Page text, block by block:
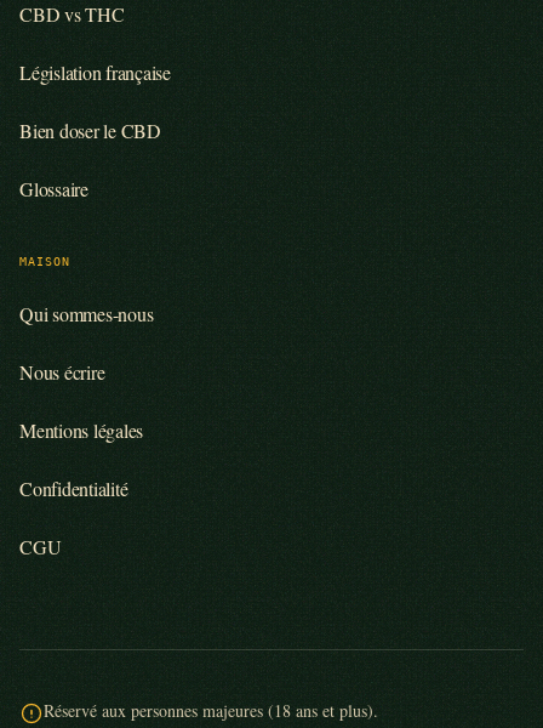
CBD vs THC
Législation française
Bien doser le CBD
Glossaire
MAISON
Qui sommes-nous
Nous écrire
Mentions légales
Confidentialité
CGU
Réservé aux personnes majeures (18 ans et plus).